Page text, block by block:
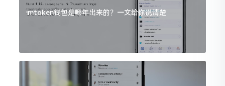
imtoken钱包是哪年出来的？一文给你说清楚